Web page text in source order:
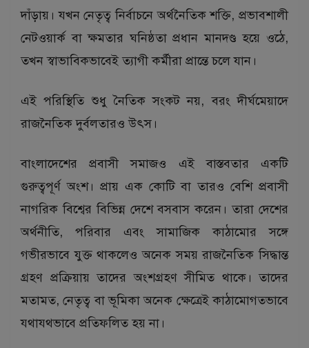
দাঁড়ায়। যখন নেতৃত্ব নির্বাচনে অর্থনৈতিক শক্তি, প্রভাবশালী
নেটওয়ার্ক বা ক্ষমতার ঘনিষ্ঠতা প্রধান মানদণ্ড হয়ে ওঠে,
তখন স্বাভাবিকভাবেই ত্যাগী কর্মীরা প্রান্তে চলে যান।
এই পরিস্থিতি শুধু নৈতিক সংকট নয়, বরং দীর্ঘমেয়াদে
রাজনৈতিক দুর্বলতারও উৎস।
বাংলাদেশের প্রবাসী সমাজও এই বাস্তবতার একটি
গুরুত্বপূর্ণ অংশ। প্রায় এক কোটি বা তারও বেশি প্রবাসী
নাগরিক বিশ্বের বিভিন্ন দেশে বসবাস করেন। তারা দেশের
অর্থনীতি, পরিবার এবং সামাজিক কাঠামোর সঙ্গে
গভীরভাবে যুক্ত থাকলেও অনেক সময় রাজনৈতিক সিদ্ধান্ত
গ্রহণ প্রক্রিয়ায় তাদের অংশগ্রহণ সীমিত থাকে। তাদের
মতামত, নেতৃত্ব বা ভূমিকা অনেক ক্ষেত্রেই কাঠামোগতভাবে
যথাযথভাবে প্রতিফলিত হয় না।